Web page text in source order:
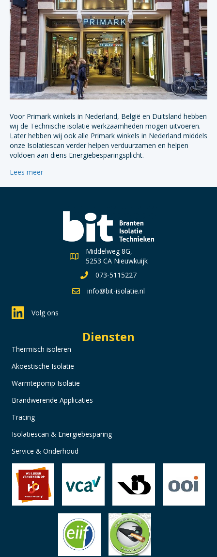
Voor Primark winkels in Nederland, België en Duitsland hebben
wij de Technische isolatie werkzaamheden mogen uitvoeren.
Later hebben wij ook alle Primark winkels in Nederland middels
onze Isolatiescan verder helpen verduurzamen en helpen
voldoen aan diens Energiebesparingsplicht.
Lees meer
Middelweg 8G,
5253 CA Nieuwkuijk
073-5115227
info@bit-isolatie.nl
Volg ons
Diensten
Thermisch isoleren
Akoestische Isolatie
Warmtepomp Isolatie
Brandwerende Applicaties
Tracing
Isolatiescan & Energiebesparing
Service & Onderhoud